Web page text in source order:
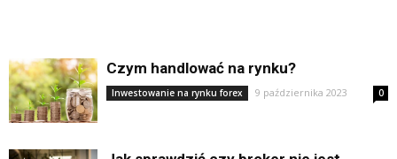
Czym handlować na rynku?
Inwestowanie na rynku forex 9 października 2023 0